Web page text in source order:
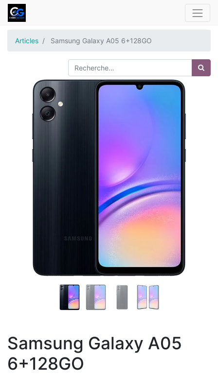
Articles Samsung Galaxy A05 6+128GO
Samsung Galaxy A05
6+128GO